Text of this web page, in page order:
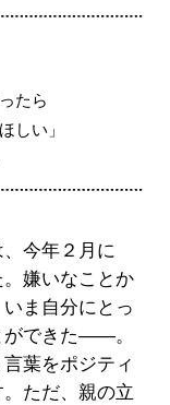
たら
しい」
今年２月に
。嫌いなことか
ま自分にとっ
ができた――。
葉をポジティ
ただ、親の立